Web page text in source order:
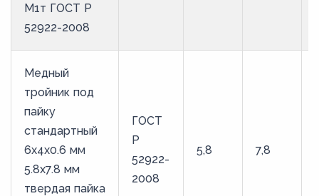
М1т ГОСТ Р
52922-2008
Медный
тройник под
пайку
стандартный
6х4х0.6 мм
5.8х7.8 мм
твердая пайка
ГОСТ
Р
52922-
2008
5,8 7,8